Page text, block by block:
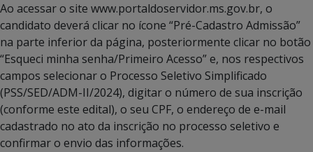
Ao acessar o site www.portaldoservidor.ms.gov.br, o
candidato deverá clicar no ícone “Pré-Cadastro Admissão”
na parte inferior da página, posteriormente clicar no botão
“Esqueci minha senha/Primeiro Acesso” e, nos respectivos
campos selecionar o Processo Seletivo Simplificado
(PSS/SED/ADM-II/2024), digitar o número de sua inscrição
(conforme este edital), o seu CPF, o endereço de e-mail
cadastrado no ato da inscrição no processo seletivo e
confirmar o envio das informações.